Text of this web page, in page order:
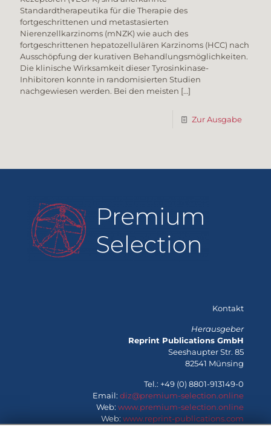
Standardtherapeutika für die Therapie des
fortgeschrittenen und metastasierten
Nierenzellkarzinoms (mNZK) wie auch des
fortgeschrittenen hepatozellulären Karzinoms (HCC) nach
Ausschöpfung der kurativen Behandlungsmöglichkeiten.
Die klinische Wirksamkeit dieser Tyrosinkinase-
Inhibitoren konnte in randomisierten Studien
nachgewiesen werden. Bei den meisten […]
Zur Ausgabe
Kontakt
Herausgeber
Reprint Publications GmbH
Seeshaupter Str. 85
82541 Münsing
Tel.: +49 (0) 8801-913149-0
Email: diz@premium-selection.online
Web: www.premium-selection.online
Web: www.reprint-publications.com